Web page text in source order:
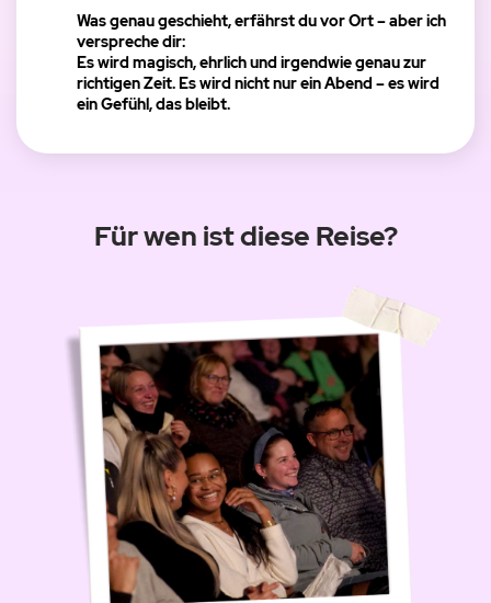
Was genau geschieht, erfährst du vor Ort – aber ich
verspreche dir:
Es wird magisch, ehrlich und irgendwie genau zur
richtigen Zeit. Es wird nicht nur ein Abend – es wird
ein Gefühl, das bleibt.
Für wen ist diese Reise?